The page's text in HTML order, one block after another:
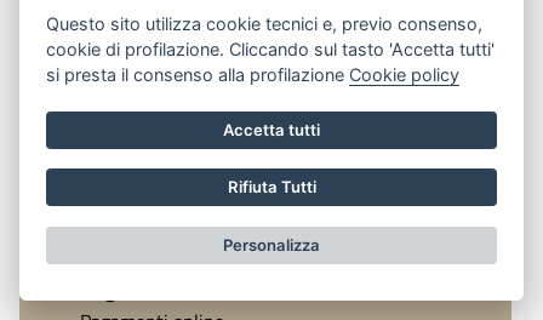
Consulta la modulistica suddivisa per Uffici
Rubrica dei numeri di pubblica utilità
Questo sito utilizza cookie tecnici e, previo consenso,
cookie di profilazione. Cliccando sul tasto 'Accetta tutti'
si presta il consenso alla profilazione Cookie policy
Accetta tutti
Rifiuta Tutti
Personalizza